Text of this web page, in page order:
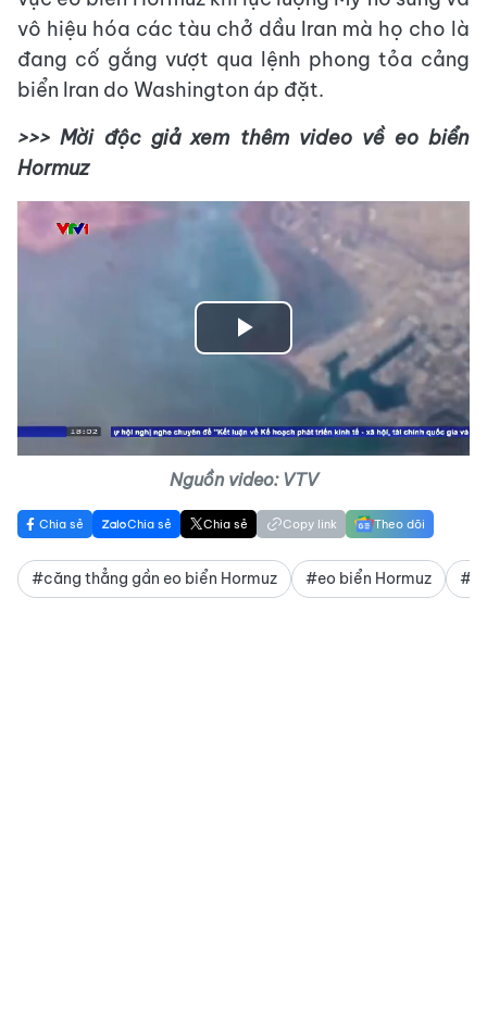
vô hiệu hóa các tàu chở dầu Iran mà họ cho là
đang cố gắng vượt qua lệnh phong tỏa cảng
biển Iran do Washington áp đặt.
>>> Mời độc giả xem thêm video về eo biển
Hormuz
Play
Video
Nguồn video: VTV
Chia sẻ Chia sẻ Chia sẻ Copy link Theo dõi
#căng thẳng gần eo biển Hormuz #eo biển Hormuz